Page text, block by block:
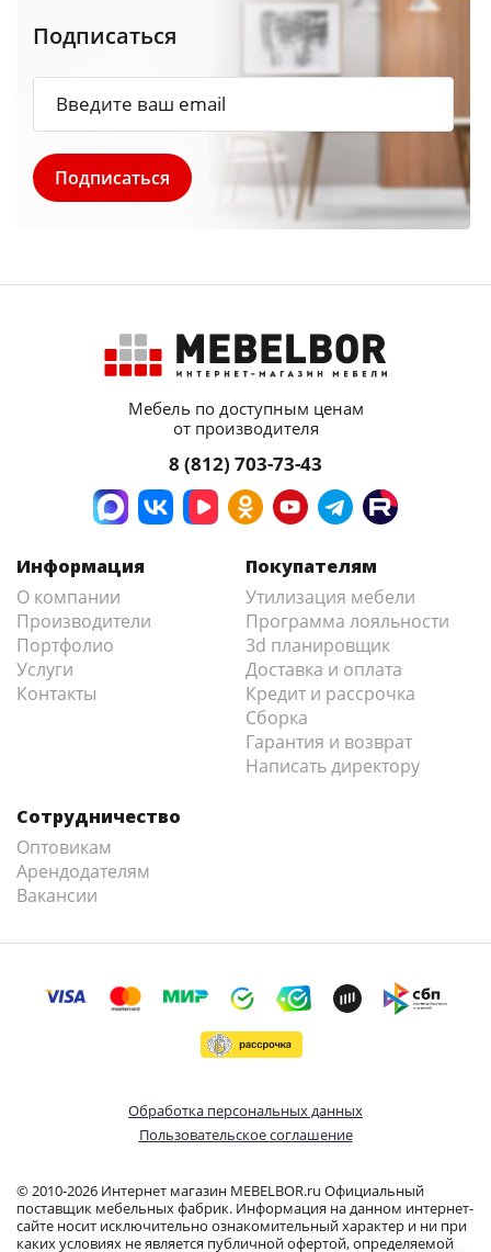
Подписаться
Мебель по доступным ценам
от производителя
8 (812) 703-73-43
Информация
О компании
Производители
Портфолио
Услуги
Контакты
Покупателям
Утилизация мебели
Программа лояльности
3d планировщик
Доставка и оплата
Кредит и рассрочка
Сборка
Гарантия и возврат
Написать директору
Сотрудничество
Оптовикам
Арендодателям
Вакансии
© 2010-2026 Интернет магазин MEBELBOR.ru Официальный
поставщик мебельных фабрик. Информация на данном интернет-
сайте носит исключительно ознакомительный характер и ни при
каких условиях не является публичной офертой, определяемой
Обработка персональных данных
Пользовательское соглашение